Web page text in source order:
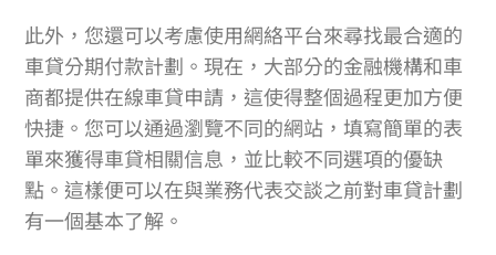
此外，您還可以考慮使用網絡平台來尋找最合適的
車貸分期付款計劃。現在，大部分的金融機構和車
商都提供在線車貸申請，這使得整個過程更加方便
快捷。您可以通過瀏覽不同的網站，填寫簡單的表
單來獲得車貸相關信息，並比較不同選項的優缺
點。這樣便可以在與業務代表交談之前對車貸計劃
有一個基本了解。